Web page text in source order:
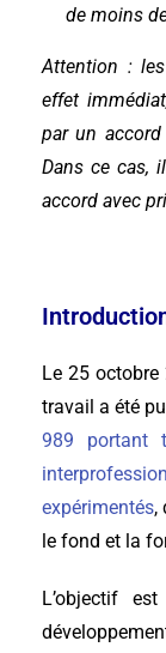
de moins
Attention :
effet
par un accord
Dans ce cas,
accord avec
Le 25
travail a été
989 portant
expérimentés,
le fond et la
L’objectif